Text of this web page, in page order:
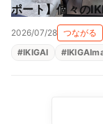
ポート】個々の
会社のパーパスと
仲間とともに、自
出会った2日間
2026/07/28 つながる
#IKIGAI #